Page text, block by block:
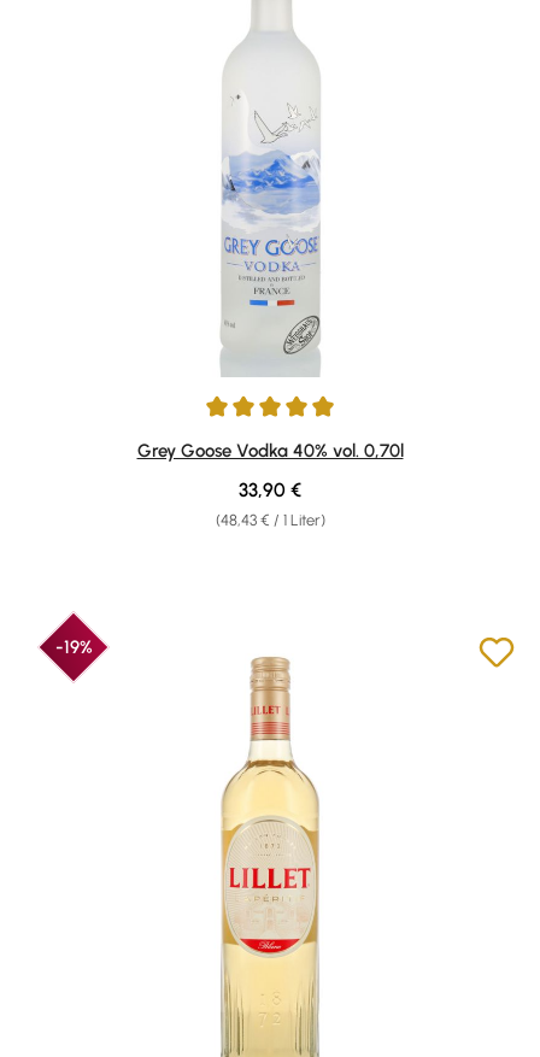
Durchschnittliche Bewertung von 4.95 von 5 Sternen
Grey Goose Vodka 40% vol. 0,70l
(48,43 € / 1 Liter)
Regulärer Preis:
33,90 €
-19%